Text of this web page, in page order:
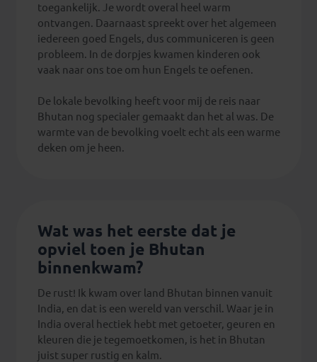
toegankelijk. Je wordt overal heel warm
ontvangen. Daarnaast spreekt over het algemeen
iedereen goed Engels, dus communiceren is geen
probleem. In de dorpjes kwamen kinderen ook
vaak naar ons toe om hun Engels te oefenen.
De lokale bevolking heeft voor mij de reis naar
Bhutan nog specialer gemaakt dan het al was. De
warmte van de bevolking voelt echt als een warme
deken om je heen.
Wat was het eerste dat je
opviel toen je Bhutan
binnenkwam?
De rust! Ik kwam over land Bhutan binnen vanuit
India, en dat is een wereld van verschil. Waar je in
India overal hectiek hebt met getoeter, geuren en
kleuren die je tegemoetkomen, is het in Bhutan
juist super rustig en kalm.